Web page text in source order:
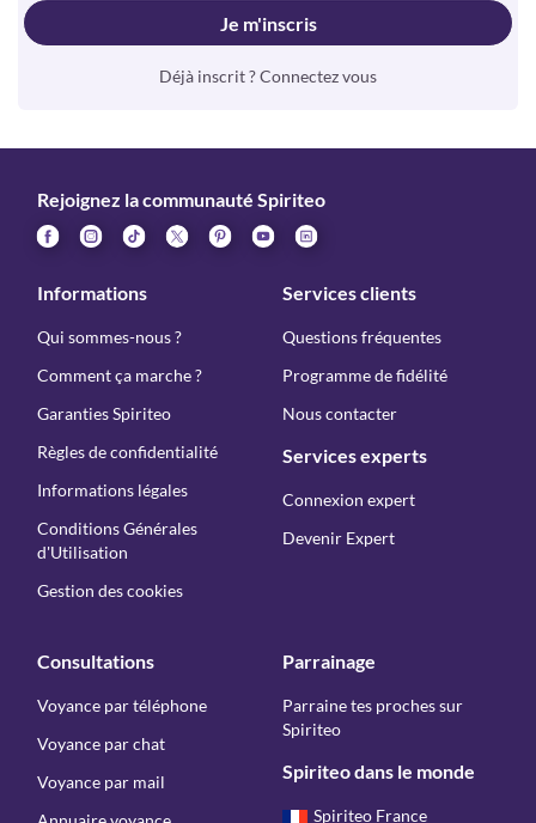
Je m'inscris
Déjà inscrit ? Connectez vous
Rejoignez la communauté Spiriteo
Informations
Qui sommes-nous ?
Comment ça marche ?
Garanties Spiriteo
Règles de confidentialité
Informations légales
Conditions Générales
d'Utilisation
Gestion des cookies
Services clients
Questions fréquentes
Programme de fidélité
Nous contacter
Services experts
Connexion expert
Devenir Expert
Consultations
Voyance par téléphone
Voyance par chat
Voyance par mail
Parrainage
Parraine tes proches sur
Spiriteo
Spiriteo dans le monde
Spiriteo France